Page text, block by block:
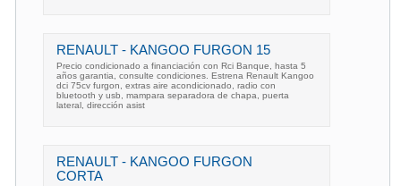
RENAULT - KANGOO FURGON 15
Precio condicionado a financiación con Rci Banque, hasta 5
años garantia, consulte condiciones. Estrena Renault Kangoo
dci 75cv furgon, extras aire acondicionado, radio con
bluetooth y usb, mampara separadora de chapa, puerta
lateral, dirección asist
RENAULT - KANGOO FURGON
CORTA